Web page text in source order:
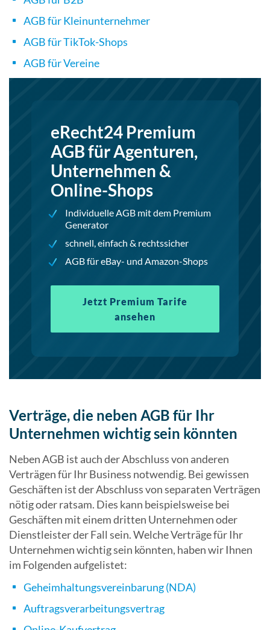
AGB für Kleinunternehmer
AGB für TikTok-Shops
AGB für Vereine
eRecht24 Premium
AGB für Agenturen,
Unternehmen &
Online-Shops
Individuelle AGB mit dem Premium
Generator
schnell, einfach & rechtssicher
AGB für eBay- und Amazon-Shops
Jetzt Premium Tarife
ansehen
Verträge, die neben AGB für Ihr
Unternehmen wichtig sein könnten
Neben AGB ist auch der Abschluss von anderen
Verträgen für Ihr Business notwendig. Bei gewissen
Geschäften ist der Abschluss von separaten Verträgen
nötig oder ratsam. Dies kann beispielsweise bei
Geschäften mit einem dritten Unternehmen oder
Dienstleister der Fall sein. Welche Verträge für Ihr
Unternehmen wichtig sein könnten, haben wir Ihnen
im Folgenden aufgelistet:
Geheimhaltungsvereinbarung (NDA)
Auftragsverarbeitungsvertrag